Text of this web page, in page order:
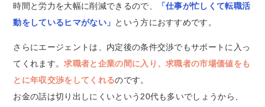
時間と労力を大幅に削減できるので、
「仕事が忙しくて転職活
動をしているヒマがない」 という方におすすめです。
さらにエージェントは、内定後の条件交渉でもサポートに入っ
てくれます。求職者と企業の間に入り、求職者の市場価値をも
とに年収交渉をしてくれるのです。
お金の話は切り出しにくいという20代も多いでしょうから、